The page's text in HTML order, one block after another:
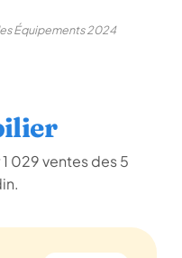
Équipements 2024
029 ventes des 5